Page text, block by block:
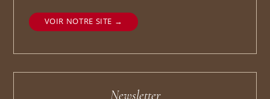
VOIR NOTRE SITE
Newsletter